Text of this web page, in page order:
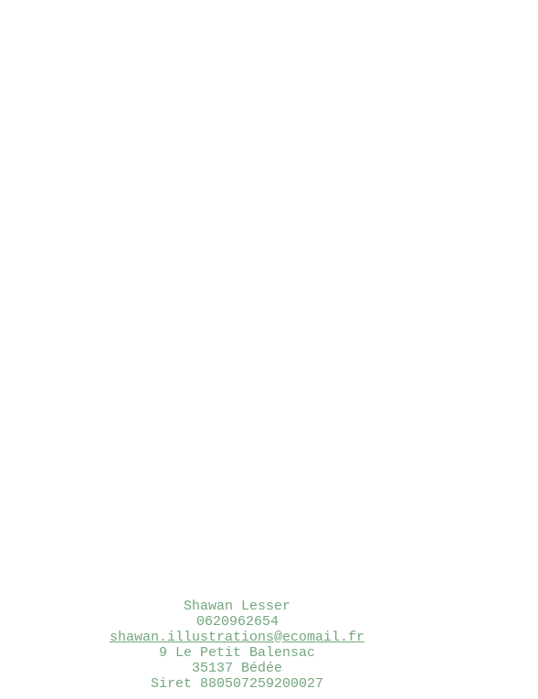
Shawan Lesser
0620962654
shawan.illustrations@ecomail.fr
9 Le Petit Balensac
35137 Bédée
Siret 880507259200027